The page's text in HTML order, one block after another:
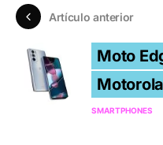
Artículo anterior
Moto
SMARTPHONES